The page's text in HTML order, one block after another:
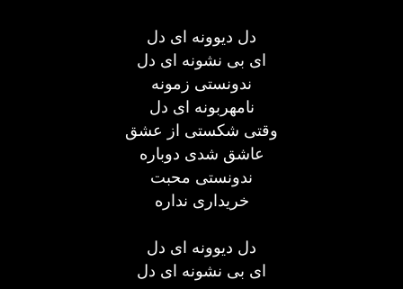
دل دیوونه ای دل
ای بی نشونه ای دل
ندونستی زمونه
نامهربونه ای دل
وقتی شکستی از عشق
عاشق شدی دوباره
ندونستی محبت
خریداری نداره
دل دیوونه ای دل
ای بی نشونه ای دل